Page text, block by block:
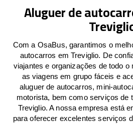
Aluguer de
Com a OsaBus, garantimos o
autocarros em Treviglio. De
viajantes e organizações de todo o
as viagens em grupo fáceis e
aluguer de autocarros, mini-
motorista, bem como serviços de
Treviglio. A nossa empresa está
para oferecer excelentes serviços